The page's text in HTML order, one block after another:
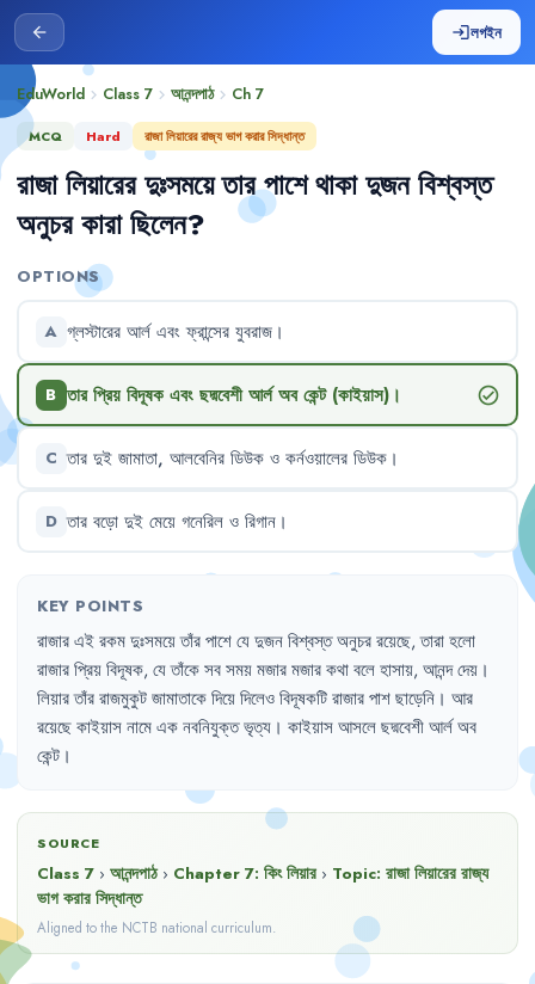
arrow_back loginলগইন
EduWorld chevron_right Class 7 chevron_right আনন্দপাঠchevron_right Ch 7
MCQ Hard রাজা লিয়ারের রাজ্য ভাগ করার সিদ্ধান্ত
রাজা লিয়ারের দুঃসময়ে তার পাশে থাকা দুজন বিশ্বস্ত
অনুচর কারা ছিলেন?
OPTIONS
A গ্লস্টারের আর্ল এবং ফ্রান্সের যুবরাজ।
B তার প্রিয় বিদূষক এবং ছদ্মবেশী আর্ল অব কেন্ট (কাইয়াস)। check_circle
C তার দুই জামাতা, আলবেনির ডিউক ও কর্নওয়ালের ডিউক।
D তার বড়ো দুই মেয়ে গনেরিল ও রিগান।
KEY POINTS
রাজারএইরকমদুঃসময়েতাঁরপাশেযেদুজনবিশ্বস্তঅনুচররয়েছে, তারাহলো
রাজারপ্রিয়বিদূষক, যেতাঁকেসবসময়মজারমজারকথাবলেহাসায়, আনন্দদেয় ।
লিয়ারতাঁররাজমুকুটজামাতাকেদিয়েদিলেওবিদূষকটিরাজারপাশছাড়েনি । আর
রয়েছেকাইয়াসনামেএকনবনিযুক্তভৃত্য । কাইয়াসআসলেছদ্মবেশীআর্লঅব
কেন্ট ।
SOURCE
Class 7 › আনন্দপাঠ › Chapter 7: কিং লিয়ার › Topic: রাজা লিয়ারের রাজ্য
ভাগ করার সিদ্ধান্ত
Aligned to the NCTB national curriculum.